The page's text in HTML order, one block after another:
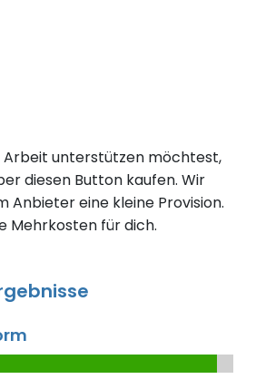
Arbeit unterstützen möchtest,
diesen Button kaufen. Wir
Anbieter eine kleine Provision.
Mehrkosten für dich.